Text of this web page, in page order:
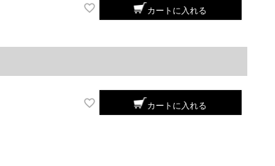
カートに入れる
カートに入れる